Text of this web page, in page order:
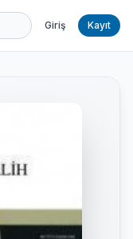
Giriş Kayıt